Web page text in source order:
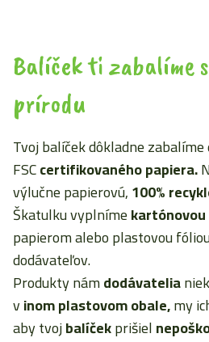
Balíček ti zabalíme
prírodu
Tvoj balíček dôkladne
FSCcertifikovaného papiera.
výlučne papierovú,100%
Škatulku vyplníme
papierom alebo plastovou
dodávateľov.
Produkty námdodávatelia
vinom plastovom obale,my
aby tvojbalíčekprišiel